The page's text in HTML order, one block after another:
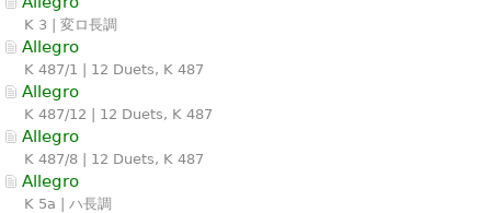
K 3 | 変ロ長調
Allegro
K 487/1 | 12 Duets, K 487
Allegro
K 487/12 | 12 Duets, K 487
Allegro
K 487/8 | 12 Duets, K 487
Allegro
K 5a | ハ長調